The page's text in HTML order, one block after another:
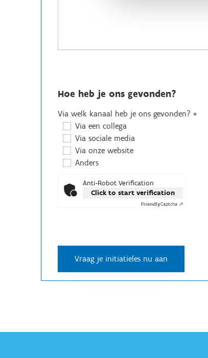
Hoe heb je ons gevonden?
Via welk kanaal heb je ons gevonden? *
Via een collega
Via sociale media
Via onze website
Anders
Anti-Robot Verification
Click to start verification
FriendlyCaptcha ⇗